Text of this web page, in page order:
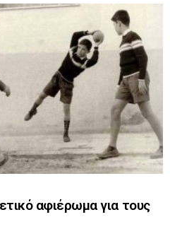
αφιέρωμα για τους